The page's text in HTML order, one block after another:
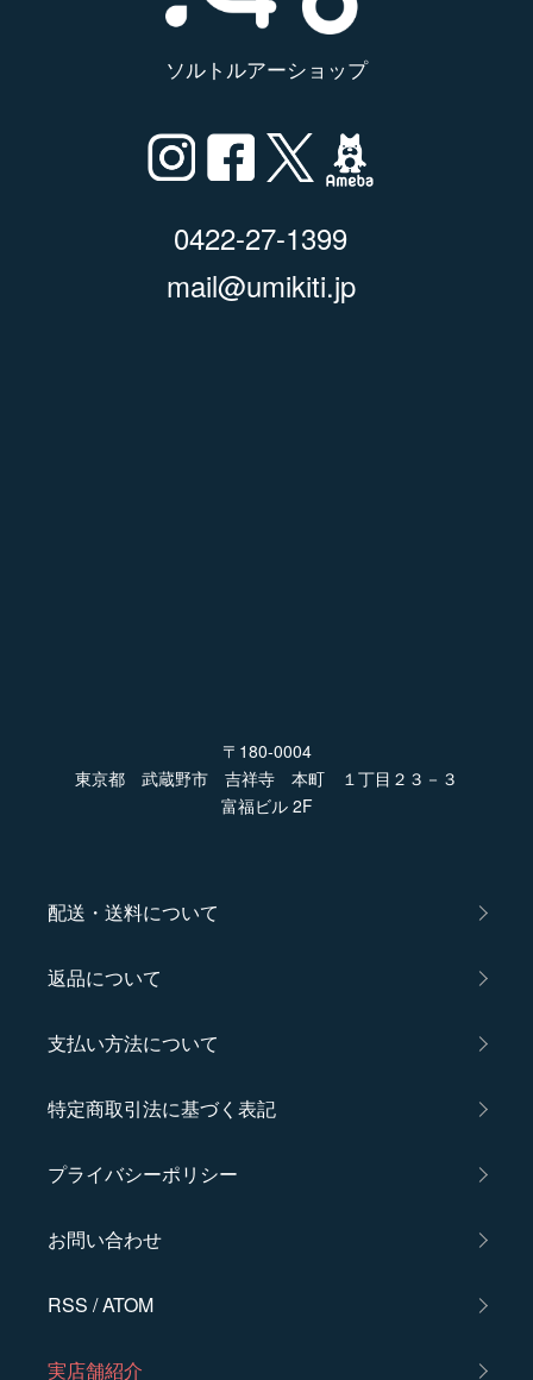
ソルトルアーショップ
0422-27-1399
mail@umikiti.jp
〒180-0004
東京都 武蔵野市 吉祥寺 本町 １丁目２３－３
富福ビル 2F
配送・送料について
返品について
支払い方法について
特定商取引法に基づく表記
プライバシーポリシー
お問い合わせ
RSS /ATOM
実店舗紹介